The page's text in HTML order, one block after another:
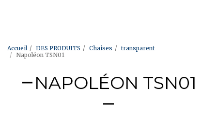
Accueil DES PRODUITS Chaises
transparent
Napoléon TSN01
NAPOLÉON TSN01